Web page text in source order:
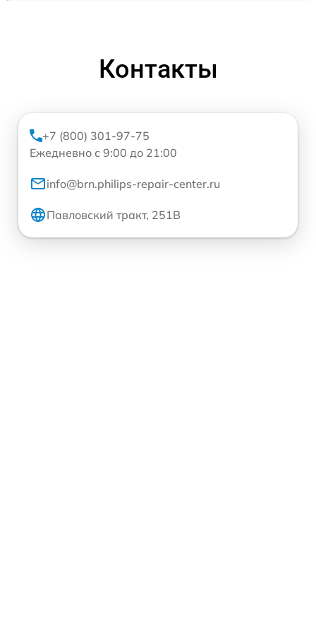
Контакты
+7 (800) 301-97-75
Ежедневно с 9:00 до 21:00
info@brn.philips-repair-center.ru
Павловский тракт, 251В